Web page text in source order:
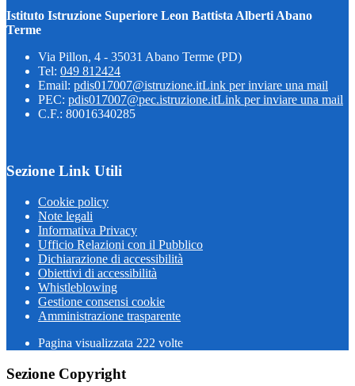
Istituto Istruzione Superiore Leon Battista Alberti Abano
Terme
Via Pillon, 4 - 35031 Abano Terme (PD)
Tel: 049 812424
Email: pdis017007@istruzione.itLink per inviare una mail
PEC: pdis017007@pec.istruzione.itLink per inviare una mail
C.F.: 80016340285
Sezione Link Utili
Cookie policy
Note legali
Informativa Privacy
Ufficio Relazioni con il Pubblico
Dichiarazione di accessibilità
Obiettivi di accessibilità
Whistleblowing
Gestione consensi cookie
Amministrazione trasparente
Pagina visualizzata 222 volte
Sezione Copyright